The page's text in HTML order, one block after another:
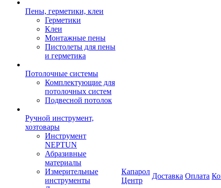
Пены, герметики, клеи
Герметики
Клеи
Монтажные пены
Пистолеты для пены
и герметика
Потолочные системы
Комплектующие для
потолочных систем
Подвесной потолок
Ручной инструмент,
хозтовары
Инструмент
NEPTUN
Абразивные
материалы
Измерительные
инструменты
Капарол
Центр
Доставка Оплата